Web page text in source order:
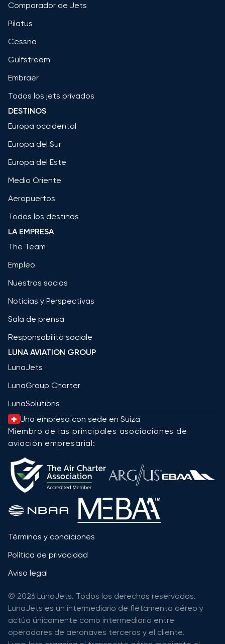
Comparador de Jets
Pilatus
Cessna
Gulfstream
Embraer
Todos los jets privados
DESTINOS
Europa occidental
Europa del Sur
Europa del Este
Medio Oriente
Aeropuertos
Todos los destinos
LA EMPRESA
The Team
Empleo
Nuestros socios
Noticias y Perspectivas
Sala de prensa
Responsabilità sociale
LUNA AVIATION GROUP
LunaJets
LunaGroup Charter
LunaSolutions
Una empresa con sede en Suiza
Miembro de las principales asociaciones de
aviación empresarial:
Términos y condiciones
Política de privacidad
Aviso legal
© 2026 LunaJets. Todos los derechos reservados.
LunaJets es un intermediario de fletamento aéreo y
actúa únicamente como intermediario entre
operadores de aeronaves terceros y el cliente.